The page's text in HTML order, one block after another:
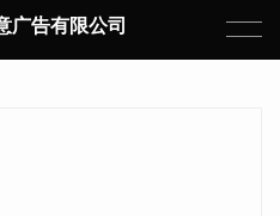
广告有限公司